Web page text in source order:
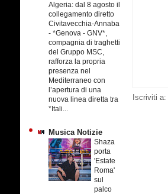
Algeria: dal 8 agosto il
collegamento diretto
Civitavecchia-Annaba
- *Genova - GNV*,
compagnia di traghetti
del Gruppo MSC,
rafforza la propria
presenza nel
Mediterraneo con
l’apertura di una
nuova linea diretta tra
*Itali...
Musica Notizie
Shaza
porta
'Estate
Roma'
sul
palco
Iscriviti a: